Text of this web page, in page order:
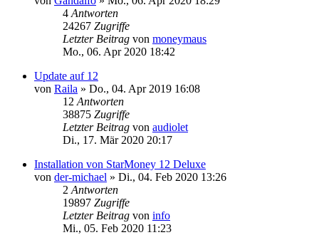
4 Antworten
24267 Zugriffe
Letzter Beitrag von moneymaus
Mo., 06. Apr 2020 18:42
Update auf 12
von Raila » Do., 04. Apr 2019 16:08
12 Antworten
38875 Zugriffe
Letzter Beitrag von audiolet
Di., 17. Mär 2020 20:17
Installation von StarMoney 12 Deluxe
von der-michael » Di., 04. Feb 2020 13:26
2 Antworten
19897 Zugriffe
Letzter Beitrag von info
Mi., 05. Feb 2020 11:23